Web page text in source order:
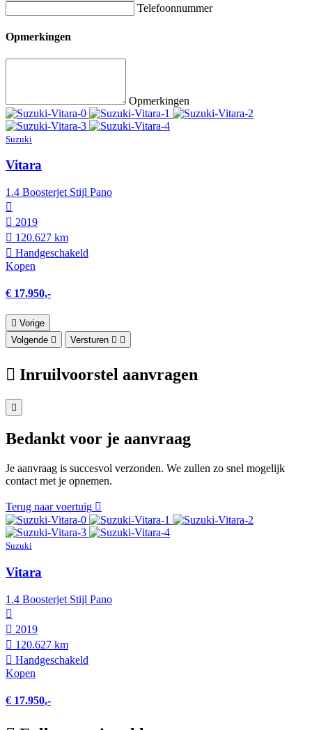
Telefoonnummer
Opmerkingen
Opmerkingen
Suzuki
Vitara
1.4 Boosterjet Stijl Pano
2019
120.627 km
Hand­geschakeld
Kopen
€ 17.950,-
Vorige
Volgende
Versturen
Inruilvoorstel aanvragen
Bedankt voor je aanvraag
Je aanvraag is succesvol verzonden. We zullen zo snel mogelijk
contact met je opnemen.
Terug naar voertuig
Suzuki
Vitara
1.4 Boosterjet Stijl Pano
2019
120.627 km
Hand­geschakeld
Kopen
€ 17.950,-